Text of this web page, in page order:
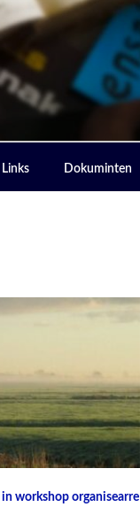
Links Dokuminten
workshop organisearre